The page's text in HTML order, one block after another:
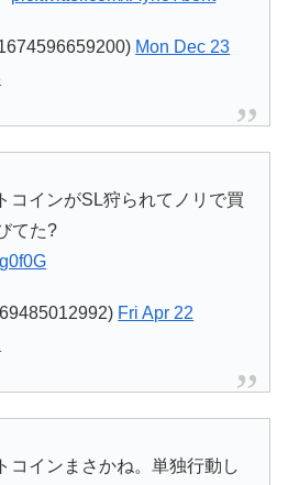
Mon Dec 23
コインがSL狩られてノリで買
てた?
Fri Apr 22
コインまさかね。単独行動し